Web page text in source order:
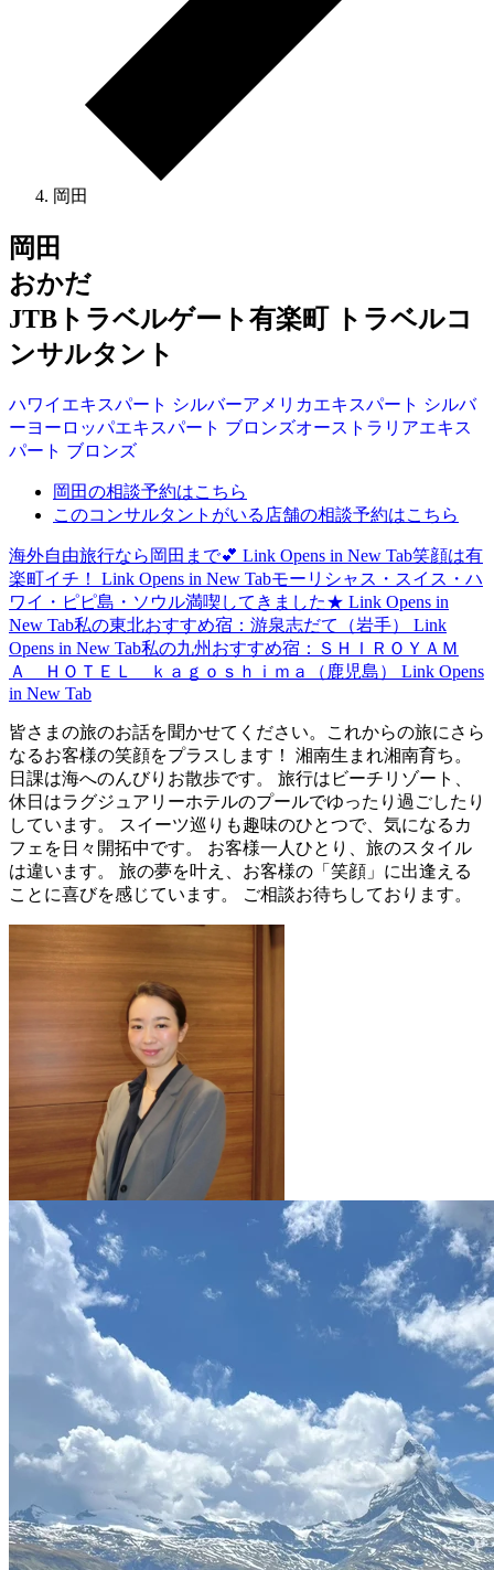
岡田
岡田
おかだ
JTBトラベルゲート有楽町 トラベルコ
ンサルタント
ハワイ エキスパート シルバーアメリカエキスパート シルバ
ーヨーロッパエキスパート ブロンズオーストラリアエキス
パート ブロンズ
岡田の相談予約はこちら
このコンサルタントがいる店舗の相談予約はこちら
海外自由旅行なら岡田まで💕 Link Opens in New Tab笑顔は有
楽町イチ！
Link Opens in New Tabモーリシャス・スイス・ハ
ワイ・ピピ島・ソウル満喫してきました★ Link Opens in
New Tab私の東北おすすめ宿：游泉志だて（岩手）
Link
Opens in New Tab私の九州おすすめ宿：ＳＨＩＲＯＹＡＭ
Ａ ＨＯＴＥＬ ｋａｇｏｓｈｉｍａ（鹿児島）
Link Opens
in New Tab
皆さまの旅のお話を聞かせてください。これからの旅にさら
なるお客様の笑顔をプラスします！ 湘南生まれ湘南育ち。
日課は海へのんびりお散歩です。 旅行はビーチリゾート、
休日はラグジュアリーホテルのプールでゆったり過ごしたり
しています。 スイーツ巡りも趣味のひとつで、気になるカ
フェを日々開拓中です。 お客様一人ひとり、旅のスタイル
は違います。 旅の夢を叶え、お客様の「笑顔」に出逢える
ことに喜びを感じています。 ご相談お待ちしております。